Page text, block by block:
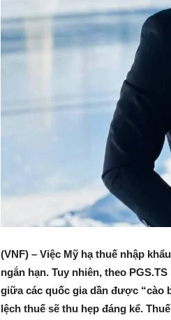
(VNF) – Việc Mỹ hạ thuế nhập
ngắn hạn. Tuy nhiên, theo
giữa các quốc gia dần được
lệch thuế sẽ thu hẹp đáng kể.